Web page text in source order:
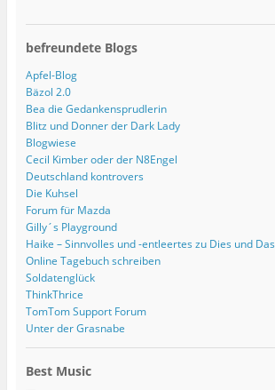
befreundete Blogs
Apfel-Blog
Bäzol 2.0
Bea die Gedankensprudlerin
Blitz und Donner der Dark Lady
Blogwiese
Cecil Kimber oder der N8Engel
Deutschland kontrovers
Die Kuhsel
Forum für Mazda
Gilly´s Playground
Haike – Sinnvolles und -entleertes zu Dies und Das
Online Tagebuch schreiben
Soldatenglück
ThinkThrice
TomTom Support Forum
Unter der Grasnabe
Best Music